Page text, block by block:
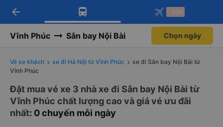
Tải app Vexere ngay!
Nhận ưu đãi thành viên độc
Mở app
Tải app Vexere
-30k/ghế khi đặt vé máy bay qua
Mở app
arrow_back -30k
Vĩnh Phúc Sân bay Nội Bài Chọn ngày
Vé xe khách xe đi Hà Nội từ Vĩnh Phúc
xe đi Sân bay Nội Bài từ
Vĩnh Phúc
Đặt mua vé xe 3 nhà xe đi Sân bay Nội Bài từ
Vĩnh Phúc chất lượng cao và giá vé ưu đãi
nhất: 0 chuyến mỗi ngày